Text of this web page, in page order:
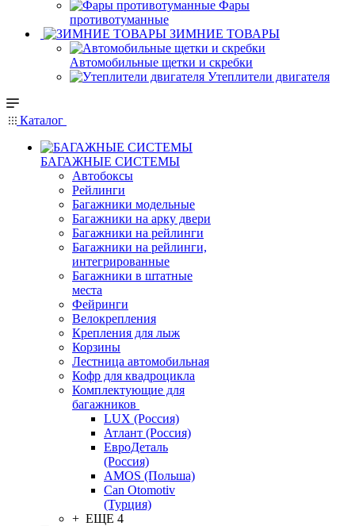
Фары
противотуманные
ЗИМНИЕ ТОВАРЫ
Автомобильные щетки и скребки
Утеплители двигателя
Каталог
БАГАЖНЫЕ СИСТЕМЫ
Автобоксы
Рейлинги
Багажники модельные
Багажники на арку двери
Багажники на рейлинги
Багажники на рейлинги,
интегрированные
Багажники в штатные
места
Фейринги
Велокрепления
Крепления для лыж
Корзины
Лестница автомобильная
Кофр для квадроцикла
Комплектующие для
багажников
LUX (Россия)
Атлант (Россия)
ЕвроДеталь
(Россия)
AMOS (Польша)
Can Otomotiv
(Турция)
+ ЕЩЕ 4